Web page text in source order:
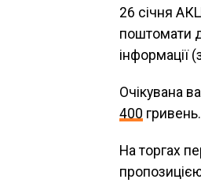
26 січня
поштомати
інформації
Очікувана
400 гривень.
На торгах